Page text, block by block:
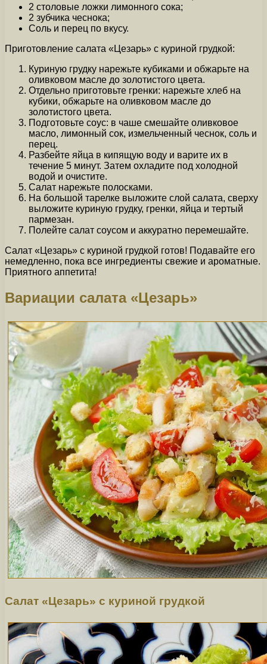
2 столовые ложки лимонного сока;
2 зубчика чеснока;
Соль и перец по вкусу.
Приготовление салата «Цезарь» с куриной грудкой:
Куриную грудку нарежьте кубиками и обжарьте на
оливковом масле до золотистого цвета.
Отдельно приготовьте гренки: нарежьте хлеб на
кубики, обжарьте на оливковом масле до
золотистого цвета.
Подготовьте соус: в чаше смешайте оливковое
масло, лимонный сок, измельченный чеснок, соль и
перец.
Разбейте яйца в кипящую воду и варите их в
течение 5 минут. Затем охладите под холодной
водой и очистите.
Салат нарежьте полосками.
На большой тарелке выложите слой салата, сверху
выложите куриную грудку, гренки, яйца и тертый
пармезан.
Полейте салат соусом и аккуратно перемешайте.
Салат «Цезарь» с куриной грудкой готов! Подавайте его
немедленно, пока все ингредиенты свежие и ароматные.
Приятного аппетита!
Вариации салата «Цезарь»
Салат «Цезарь» с куриной грудкой